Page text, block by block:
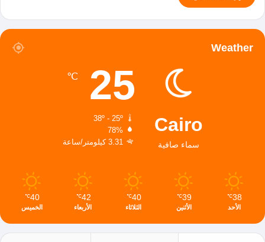
Weather
Cairo
سماء صافية
25
℃
38º - 25º
78%
3.31 كيلومتر/ساعة
38
℃
الأحد
39
℃
الأثنين
40
℃
الثلاثاء
42
℃
الأربعاء
40
℃
الخميس